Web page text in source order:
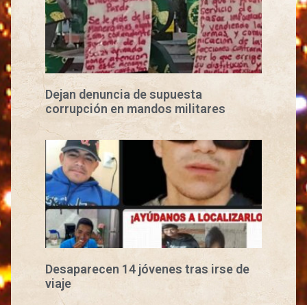
Dejan denuncia de supuesta
corrupción en mandos militares
Desaparecen 14 jóvenes tras irse de
viaje